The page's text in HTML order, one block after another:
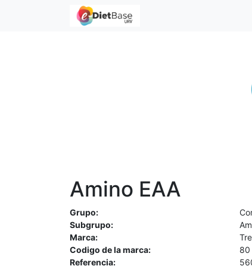
Amino EAA
Grupo:
Subgrupo:
Marca:
Codigo de la marca:
80
Referencia: